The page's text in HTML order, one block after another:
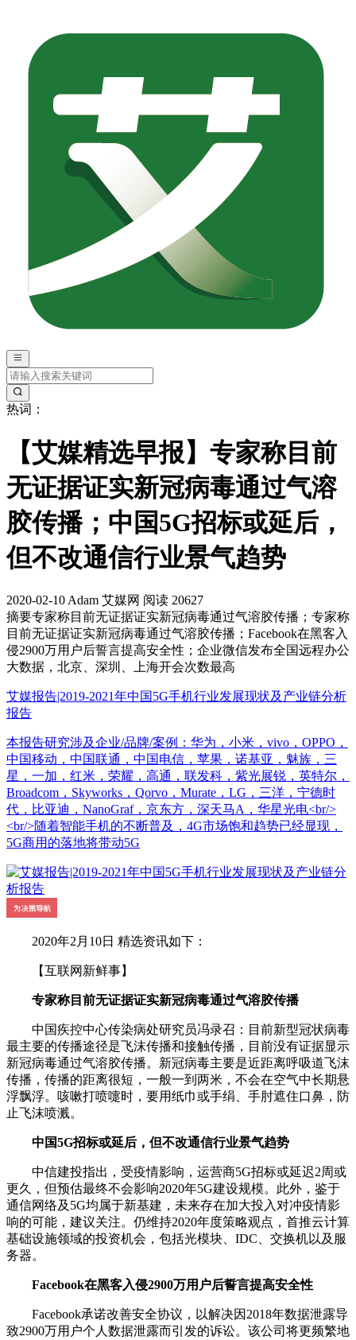
热词：
【艾媒精选早报】专家称目前
无证据证实新冠病毒通过气溶
胶传播；中国5G招标或延后，
但不改通信行业景气趋势
2020-02-10 Adam 艾媒网 阅读 20627
摘要专家称目前无证据证实新冠病毒通过气溶胶传播；专家称
目前无证据证实新冠病毒通过气溶胶传播；Facebook在黑客入
侵2900万用户后誓言提高安全性；企业微信发布全国远程办公
大数据，北京、深圳、上海开会次数最高
艾媒报告|2019-2021年中国5G手机行业发展现状及产业链分析
报告
本报告研究涉及企业/品牌/案例：华为，小米，vivo，OPPO，
中国移动，中国联通，中国电信，苹果，诺基亚，魅族，三
星，一加，红米，荣耀，高通，联发科，紫光展锐，英特尔，
Broadcom，Skyworks，Qorvo，Murate，LG，三洋，宁德时
代，比亚迪，NanoGraf，京东方，深天马A，华星光电<br/>
<br/>随着智能手机的不断普及，4G市场饱和趋势已经显现，
5G商用的落地将带动5G
2020年2月10日 精选资讯如下：
【互联网新鲜事】
专家称目前无证据证实新冠病毒通过气溶胶传播
中国疾控中心传染病处研究员冯录召：目前新型冠状病毒
最主要的传播途径是飞沫传播和接触传播，目前没有证据显示
新冠病毒通过气溶胶传播。新冠病毒主要是近距离呼吸道飞沫
传播，传播的距离很短，一般一到两米，不会在空气中长期悬
浮飘浮。咳嗽打喷嚏时，要用纸巾或手绢、手肘遮住口鼻，防
止飞沫喷溅。
中国5G招标或延后，但不改通信行业景气趋势
中信建投指出，受疫情影响，运营商5G招标或延迟2周或
更久，但预估最终不会影响2020年5G建设规模。此外，鉴于
通信网络及5G均属于新基建，未来存在加大投入对冲疫情影
响的可能，建议关注。仍维持2020年度策略观点，首推云计算
基础设施领域的投资机会，包括光模块、IDC、交换机以及服
务器。
Facebook在黑客入侵2900万用户后誓言提高安全性
Facebook承诺改善安全协议，以解决因2018年数据泄露导
致2900万用户个人数据泄露而引发的诉讼。该公司将更频繁地